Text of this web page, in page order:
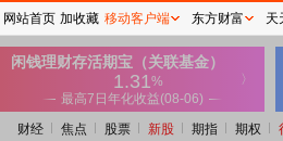
财经 焦点 股票 新股 期指 期权
网站首页 加收藏 移动客户端 东方财富 天